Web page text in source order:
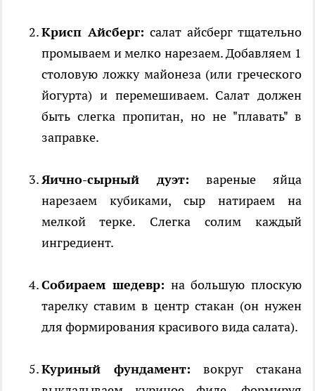
Крисп Айсберг: салат айсберг тщательно
промываем и мелко нарезаем. Добавляем 1
столовую ложку майонеза (или греческого
йогурта) и перемешиваем. Салат должен
быть слегка пропитан, но не "плавать" в
заправке.
Яично-сырный дуэт: вареные яйца
нарезаем кубиками, сыр натираем на
мелкой терке. Слегка солим каждый
ингредиент.
Собираем шедевр: на большую плоскую
тарелку ставим в центр стакан (он нужен
для формирования красивого вида салата).
Куриный фундамент: вокруг стакана